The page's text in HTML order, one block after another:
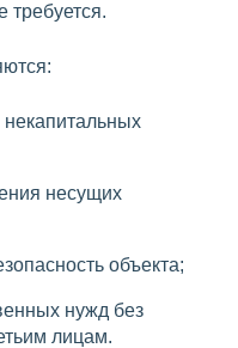
требуется.
несущих
объекта;
нужд без
лицам.